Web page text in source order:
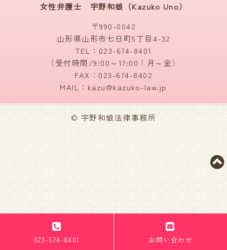
女性弁護士 宇野和娘（Kazuko Uno）
〒990-0042
山形県山形市七日町5丁目4-32
TEL： 023-674-8401
（受付時間/9:00～17:00｜月～金）
FAX：023-674-8402
MAIL：kazu@kazuko-law.jp
© 宇野和娘法律事務所
023-674-8401 お問い合わせ